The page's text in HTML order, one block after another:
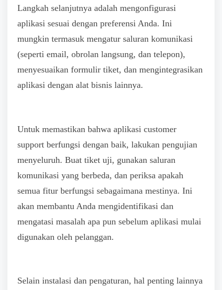
Langkah selanjutnya adalah mengonfigurasi
aplikasi sesuai dengan preferensi Anda. Ini
mungkin termasuk mengatur saluran komunikasi
(seperti email, obrolan langsung, dan telepon),
menyesuaikan formulir tiket, dan mengintegrasikan
aplikasi dengan alat bisnis lainnya.
Untuk memastikan bahwa aplikasi customer
support berfungsi dengan baik, lakukan pengujian
menyeluruh. Buat tiket uji, gunakan saluran
komunikasi yang berbeda, dan periksa apakah
semua fitur berfungsi sebagaimana mestinya. Ini
akan membantu Anda mengidentifikasi dan
mengatasi masalah apa pun sebelum aplikasi mulai
digunakan oleh pelanggan.
Selain instalasi dan pengaturan, hal penting lainnya